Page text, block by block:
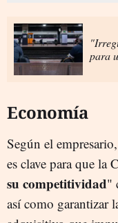
para
Economía
Según el
es clave para que la
su competitividad"
así como garantizar